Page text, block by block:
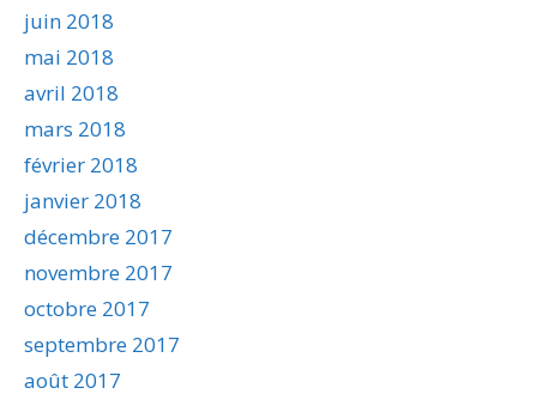
juin 2018
mai 2018
avril 2018
mars 2018
février 2018
janvier 2018
décembre 2017
novembre 2017
octobre 2017
septembre 2017
août 2017